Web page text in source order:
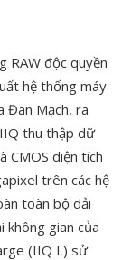
RAW độc quyền
hệ thống máy
Đan Mạch, ra
thu thập dữ
CMOS diện tích
trên các hệ
toàn bộ dải
không gian của
(IIQ L) sử